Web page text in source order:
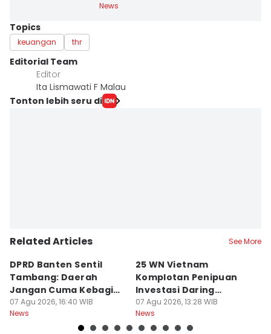
News
Topics
keuangan thr
Editorial Team
Editor
Ita Lismawati F Malau
Tonton lebih seru di
Related Articles See More
DPRD Banten Sentil
Tambang: Daerah
Jangan Cuma Kebagian
Rusaknya
07 Agu 2026, 16:40 WIB
News
25 WN Vietnam
Komplotan Penipuan
Investasi Daring
Dideportasi
07 Agu 2026, 13:28 WIB
News